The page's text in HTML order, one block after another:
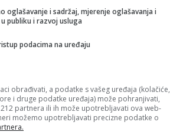
funkcioniranja Ministarstva
koje Ministarstvo provodi
mrežu regionalnih
i aktivnostima koje
sigurnosti svih sudionika
kao i o važnosti
upite i otvorenu raspravu,
oglašavanje i sadržaj, mjerenje oglašavanja i
publiku i razvoj usluga
podacima na uređaju
obrađivati, a podatke s vašeg uređaja (kolačiće,
i druge podatke uređaja) može pohranjivati,
partnera ili ih može upotrebljavati ova web-
možemo upotrebljavati precizne podatke o